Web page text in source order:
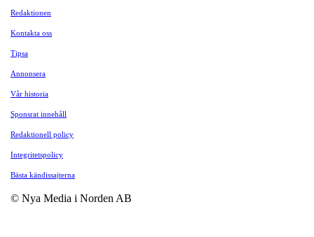
Redaktionen
Kontakta oss
Tipsa
Annonsera
Vår historia
Sponsrat innehåll
Redaktionell policy
Integritetspolicy
Bästa kändissajterna
© Nya Media i Norden AB